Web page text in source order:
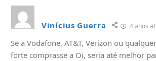
Vinícius Guerra 4 anos
Se a Vodafone, AT&T, Verizon ou
forte comprasse a Oi, seria até melhor